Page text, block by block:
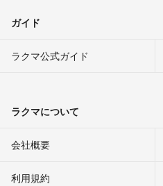
ガイド
ラクマ公式ガイド
ラクマについて
会社概要
利用規約